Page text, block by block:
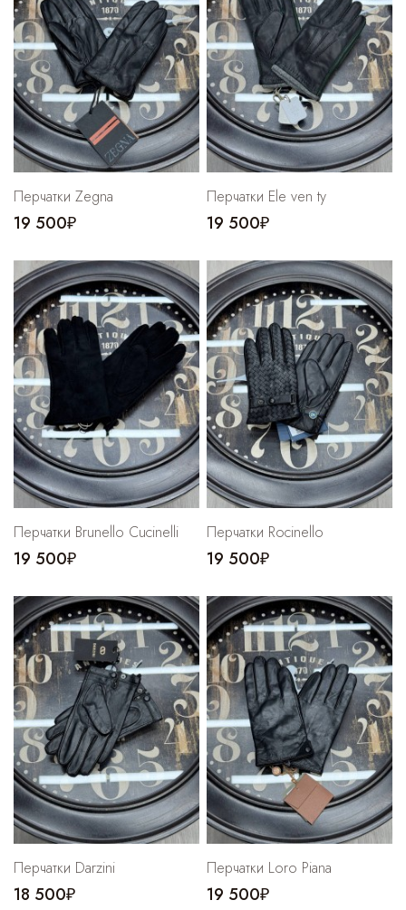
Перчатки Zegna
19 500₽
Перчатки Ele ven ty
19 500₽
Перчатки Brunello Cucinelli
19 500₽
Перчатки Rocinello
19 500₽
Перчатки Darzini
18 500₽
Перчатки Loro Piana
19 500₽
Cпортивные брюки
Комбинезоны